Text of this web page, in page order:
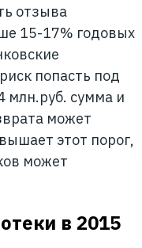
отзыва
15-17% годовых
попасть под
млн.руб. сумма и
может
этот порог,
может
в 2015